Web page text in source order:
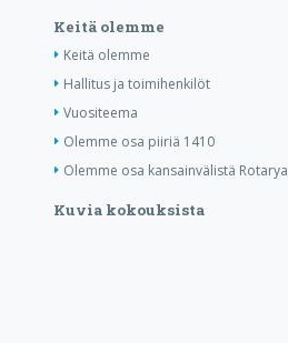
Keitä olemme
Keitä olemme
Hallitus ja toimihenkilöt
Vuositeema
Olemme osa piiriä 1410
Olemme osa kansainvälistä Rotarya
Kuvia kokouksista